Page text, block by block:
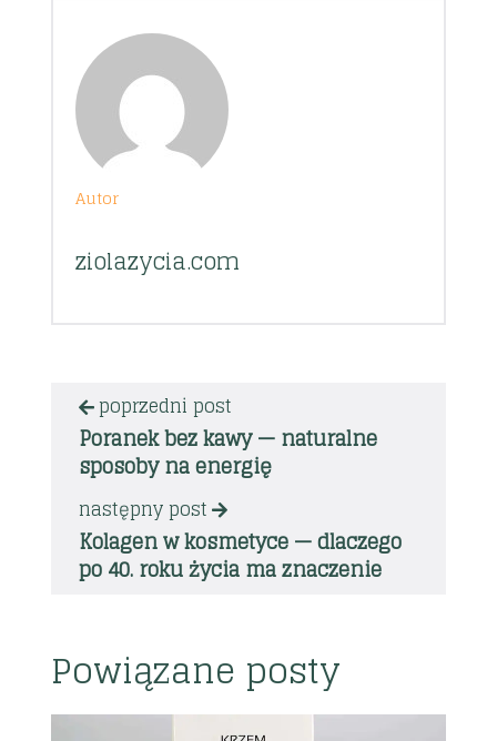
Autor
ziolazycia.com
poprzedni post
Poranek bez kawy — naturalne
sposoby na energię
następny post
Kolagen w kosmetyce — dlaczego
po 40. roku życia ma znaczenie
Powiązane posty